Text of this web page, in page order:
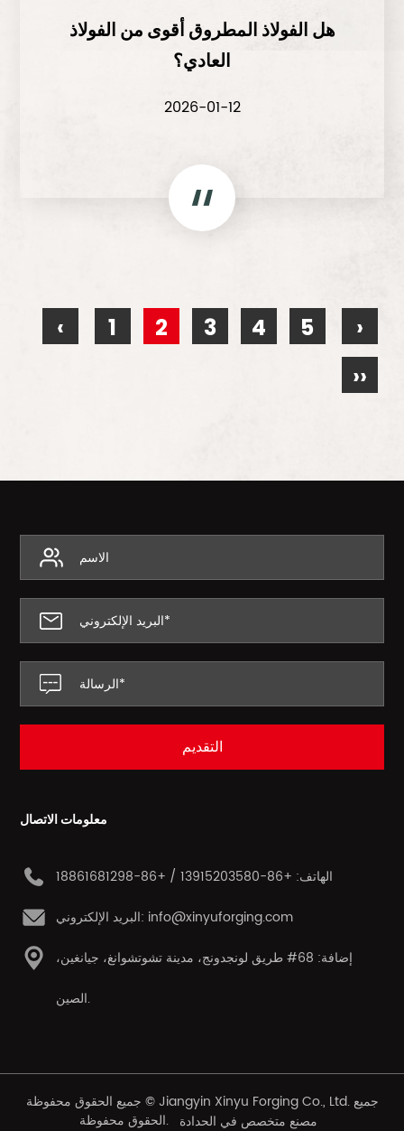
هل الفولاذ المطروق أقوى من الفولاذ
العادي؟
2026-01-12
‹ 1 2 3 4 5
›
››
معلومات الاتصال
الهاتف: +86-13915203580 / +86-18861681298
البريد الإلكتروني: info@xinyuforging.com
إضافة: 68# طريق لونجدونج، مدينة تشوتشوانغ، جيانغين،
الصين.
جميع الحقوق محفوظة © Jiangyin Xinyu Forging Co., Ltd. جميع
الحقوق محفوظة. مصنع متخصص في الحدادة